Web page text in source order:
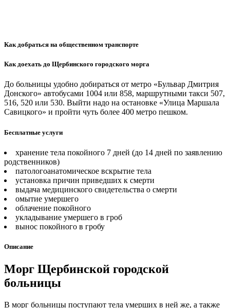
Как добраться на общественном транспорте
Как доехать до Щербинского городского морга
До больницы удобно добираться от метро «Бульвар Дмитрия
Донского» автобусами 1004 или 858, маршрутными такси 507,
516, 520 или 530. Выйти надо на остановке «Улица Маршала
Савицкого» и пройти чуть более 400 метро пешком.
Бесплатные услуги
хранение тела покойного 7 дней (до 14 дней по заявлению
родственников)
патологоанатомическое вскрытие тела
установка причин приведших к смерти
выдача медицинского свидетельства о смерти
омытие умершего
облачение покойного
укладывание умершего в гроб
вынос покойного в гробу
Описание
Морг Щербинской городской
больницы
В морг больницы поступают тела умерших в ней же, а также